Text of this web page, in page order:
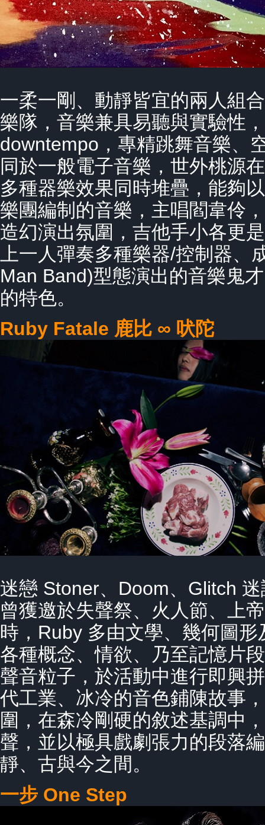
一柔一剛、動靜皆宜的兩人組
樂隊，音樂兼具易聽與實驗性
downtempo，專精跳舞音樂、
同於一般電子音樂，世外桃源
多種器樂效果同時堆疊，能夠
樂團編制的音樂，主唱閻韋伶
造幻演出氛圍，吉他手小各更
上一人彈奏多種樂器/控制器
Man Band)型態演出的音樂鬼
的特色。
Ruby Fatale 鹿比 ∞ 吠陀
迷戀 Stoner、Doom、Glitch
曾獲邀於失聲祭、火人節、上
時，Ruby 多由文學、幾何圖
各種概念、情欲、乃至記憶片
聲音粒子，於活動中進行即興
代工業、冰冷的音色鋪陳故事
圍，在森冷剛硬的敘述基調中
聲，並以極具戲劇張力的段落
靜、古與今之間。
一步 One Step